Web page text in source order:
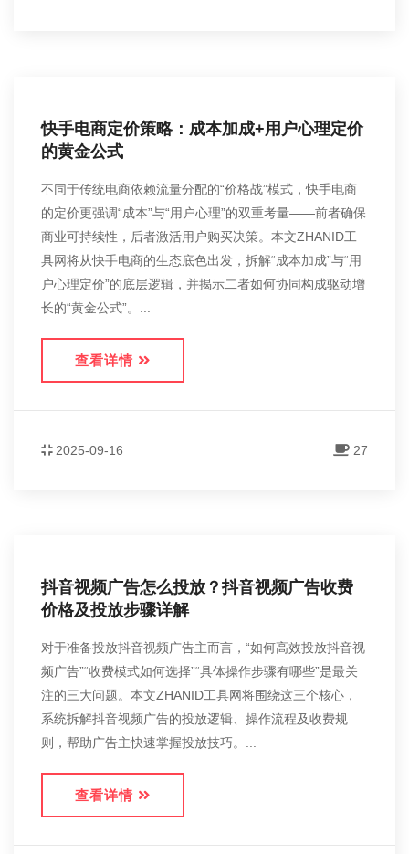
快手电商定价策略：成本加成+用户心理定价
的黄金公式
不同于传统电商依赖流量分配的“价格战”模式，快手电商
的定价更强调“成本”与“用户心理”的双重考量——前者确保
商业可持续性，后者激活用户购买决策。本文ZHANID工
具网将从快手电商的生态底色出发，拆解“成本加成”与“用
户心理定价”的底层逻辑，并揭示二者如何协同构成驱动增
长的“黄金公式”。...
查看详情
2025-09-16 27
抖音视频广告怎么投放？抖音视频广告收费
价格及投放步骤详解
对于准备投放抖音视频广告主而言，“如何高效投放抖音视
频广告”“收费模式如何选择”“具体操作步骤有哪些”是最关
注的三大问题。本文ZHANID工具网将围绕这三个核心，
系统拆解抖音视频广告的投放逻辑、操作流程及收费规
则，帮助广告主快速掌握投放技巧。...
查看详情